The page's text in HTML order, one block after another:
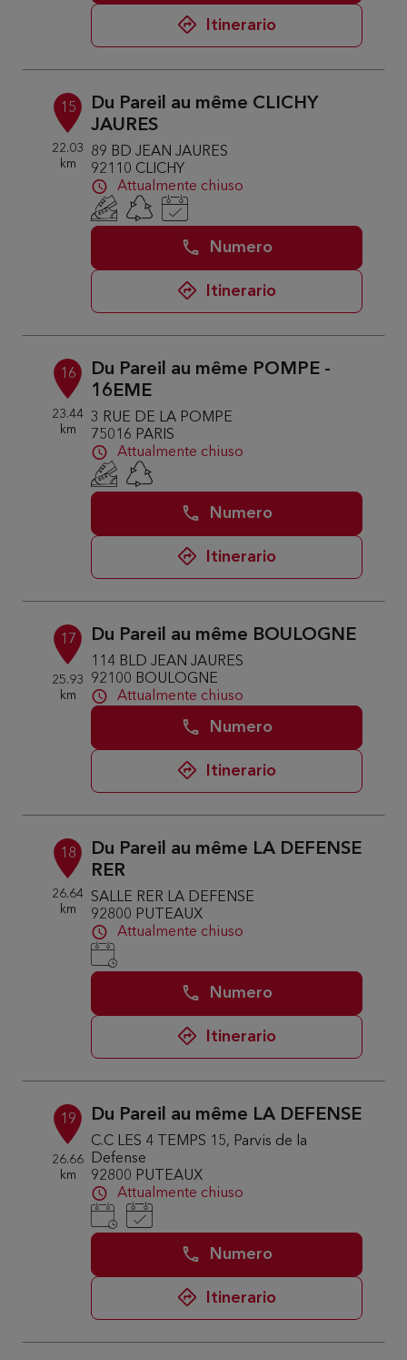
Itinerario
15
22.03
km
Du Pareil au même CLICHY
JAURES
89 BD JEAN JAURES
92110 CLICHY
Attualmente chiuso
Numero
Itinerario
16
23.44
km
Du Pareil au même POMPE -
16EME
3 RUE DE LA POMPE
75016 PARIS
Attualmente chiuso
Numero
Itinerario
17
25.93
km
Du Pareil au même BOULOGNE
114 BLD JEAN JAURES
92100 BOULOGNE
Attualmente chiuso
Numero
Itinerario
18
26.64
km
Du Pareil au même LA DEFENSE
RER
SALLE RER LA DEFENSE
92800 PUTEAUX
Attualmente chiuso
Numero
Itinerario
19
26.66
km
Du Pareil au même LA DEFENSE
C.C LES 4 TEMPS 15, Parvis de la
Defense
92800 PUTEAUX
Attualmente chiuso
Numero
Itinerario